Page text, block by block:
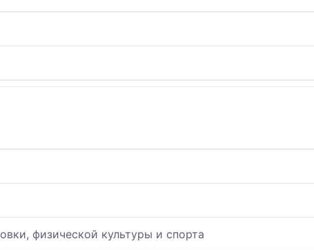
физической культуры и спорта